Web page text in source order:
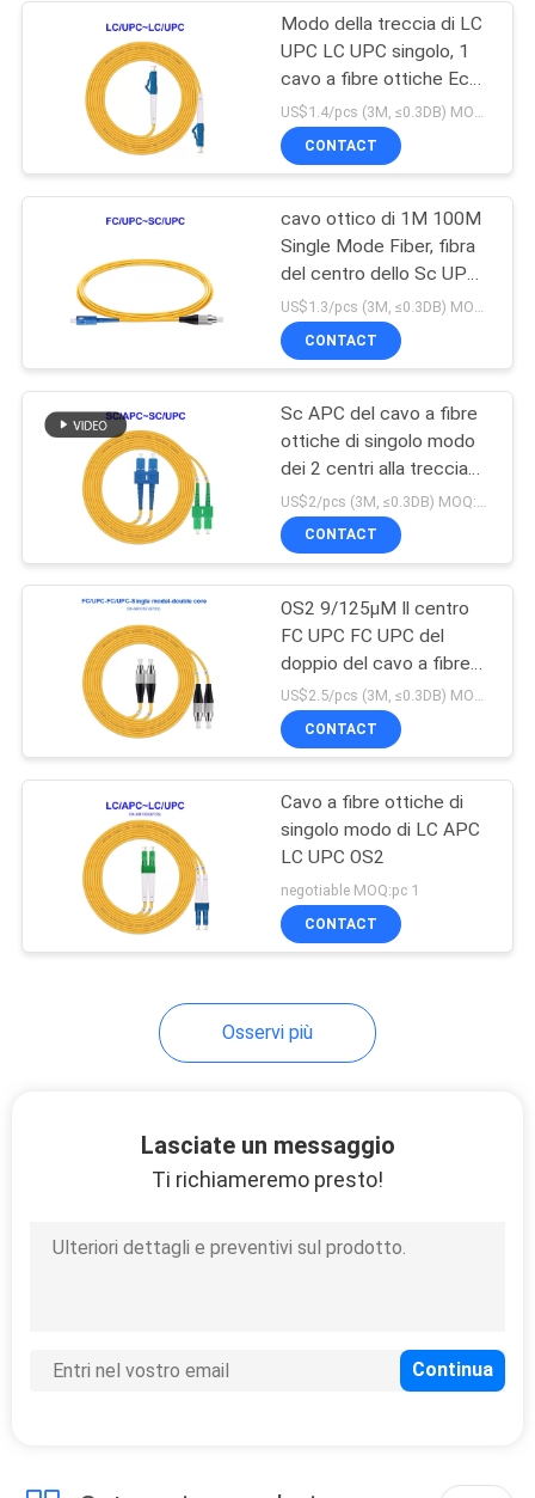
Modo della treccia di LC
UPC LC UPC singolo, 1
cavo a fibre ottiche Eco
del centro amichevole
CONTACT
cavo ottico di 1M 100M
Single Mode Fiber, fibra
del centro dello Sc UPC
di FC UPC singola -
trecce ottiche
CONTACT
Sc APC del cavo a fibre
ottiche di singolo modo
dei 2 centri alla treccia
dello Sc UPC per la lan
CONTACT
OS2 9/125µM Il centro
FC UPC FC UPC del
doppio del cavo a fibre
ottiche di singolo modoUS$2.5/pcs (3M, ≤0.3DB) MOQ:pc 1
CONTACT
Cavo a fibre ottiche di
singolo modo di LC APC
LC UPC OS2
negotiable MOQ:pc 1
CONTACT
Osservi più
Lasciate un messaggio
Ti richiameremo presto!